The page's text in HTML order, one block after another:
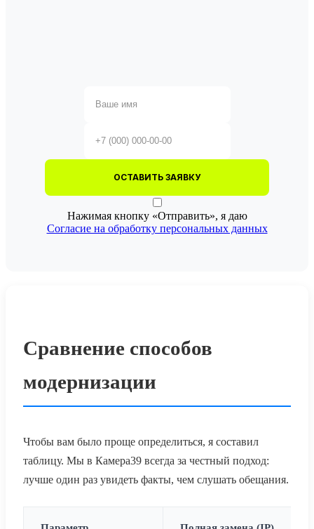
ОСТАВИТЬ ЗАЯВКУ
Нажимая кнопку «Отправить», я даю
Согласие на обработку персональных данных
Сравнение способов
модернизации
Чтобы вам было проще определиться, я составил
таблицу. Мы в Камера39 всегда за честный подход:
лучше один раз увидеть факты, чем слушать обещания.